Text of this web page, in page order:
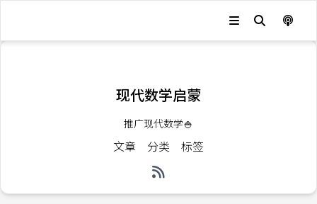
现代数学启蒙
推广现代数学🍚
文章 分类 标签